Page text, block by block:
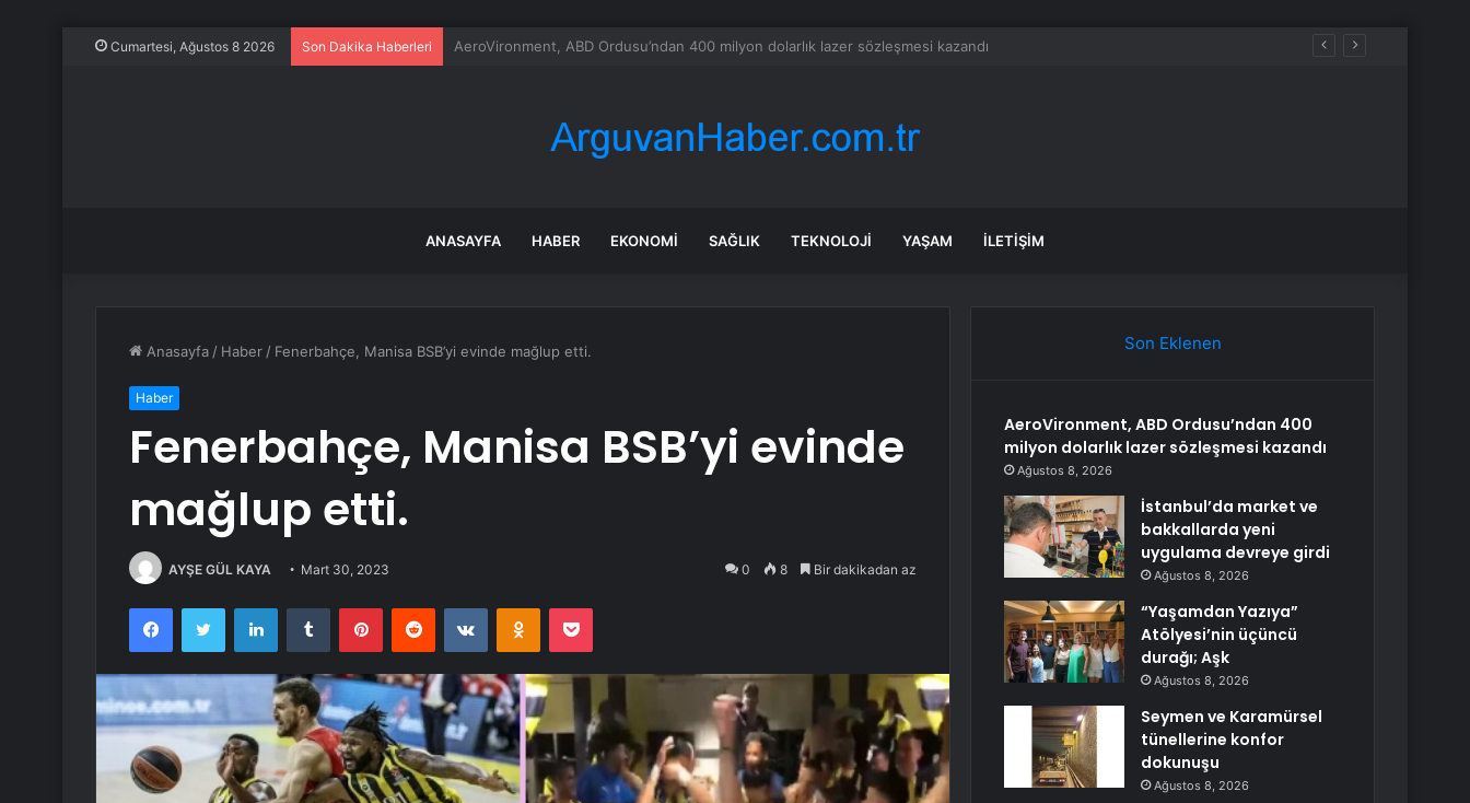
Cumartesi, Ağustos 8 2026 Son Dakika Haberleri İstanbul’da market ve bakkallarda yeni uygulama devreye girdi
ANASAYFA HABER EKONOMI SAĞLIK TEKNOLOJI YAŞAM İLETIŞIM
Anasayfa / Haber / Fenerbahçe, Manisa BSB’yi evinde mağlup etti.
Haber
Fenerbahçe, Manisa BSB’yi evinde
mağlup etti.
AYŞE GÜL KAYA Mart 30, 2023 0 8 Bir dakikadan az
FacebookTwitter LinkedInTumblr PinterestReddit VKontakteOdnoklassniki
Pocket
Son Eklenen
AeroVironment, ABD Ordusu’ndan 400
milyon dolarlık lazer sözleşmesi kazandı
Ağustos 8, 2026
İstanbul’da market ve
bakkallarda yeni
uygulama devreye girdi
Ağustos 8, 2026
“Yaşamdan Yazıya”
Atölyesi’nin üçüncü
durağı; Aşk
Ağustos 8, 2026
Seymen ve Karamürsel
tünellerine konfor
dokunuşu
Ağustos 8, 2026